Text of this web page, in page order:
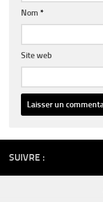
Nom *
Site web
SUIVRE :